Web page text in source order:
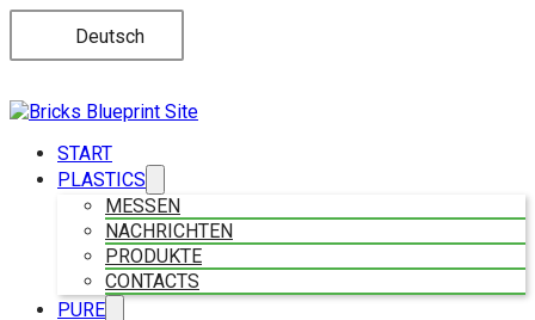
Deutsch
START
PLASTICS
MESSEN
NACHRICHTEN
PRODUKTE
CONTACTS
PURE